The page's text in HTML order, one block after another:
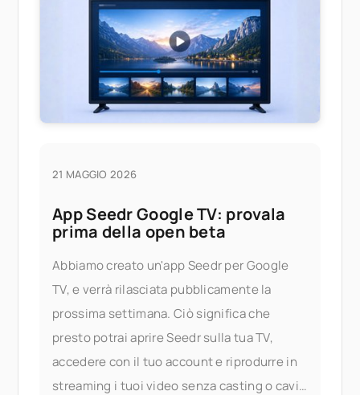
— senza preoccuparti dei limiti. Cosa è
cambiato? Ecco
21 MAGGIO 2026
App Seedr Google TV: provala
prima della open beta
Abbiamo creato un'app Seedr per Google
TV, e verrà rilasciata pubblicamente la
prossima settimana. Ciò significa che
presto potrai aprire Seedr sulla tua TV,
accedere con il tuo account e riprodurre in
streaming i tuoi video senza casting o cavi.